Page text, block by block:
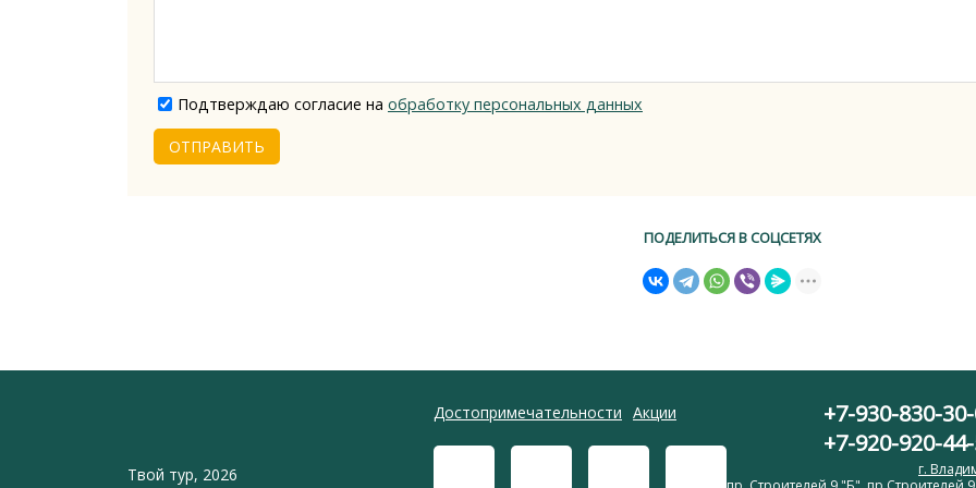
Подтверждаю согласие на обработку персональных данных
ОТПРАВИТЬ
ПОДЕЛИТЬСЯ В СОЦСЕТЯХ
Твой тур, 2026
Достопримечательности Акции
+7-930-830-
+7-920-920-
г.